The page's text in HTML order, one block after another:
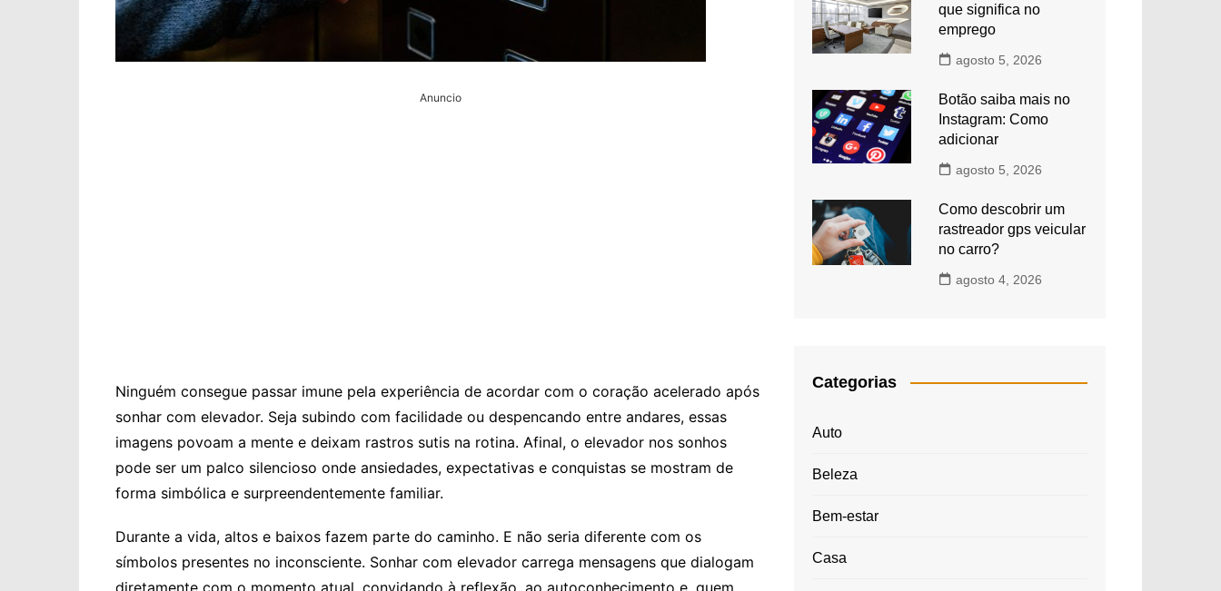
Anuncio
Ninguém consegue passar imune pela experiência de acordar com o coração acelerado após
sonhar com elevador. Seja subindo com facilidade ou despencando entre andares, essas
imagens povoam a mente e deixam rastros sutis na rotina. Afinal, o elevador nos sonhos
pode ser um palco silencioso onde ansiedades, expectativas e conquistas se mostram de
forma simbólica e surpreendentemente familiar.
Durante a vida, altos e baixos fazem parte do caminho. E não seria diferente com os
símbolos presentes no inconsciente. Sonhar com elevador carrega mensagens que dialogam
diretamente com o momento atual, convidando à reflexão, ao autoconhecimento e, quem
que significa no
emprego
agosto 5, 2026
Botão saiba mais no
Instagram: Como
adicionar
agosto 5, 2026
Como descobrir um
rastreador gps veicular
no carro?
agosto 4, 2026
Categorias
Auto
Beleza
Bem-estar
Casa